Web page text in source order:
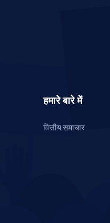
हमारे बारे में
वित्तीय समाचार